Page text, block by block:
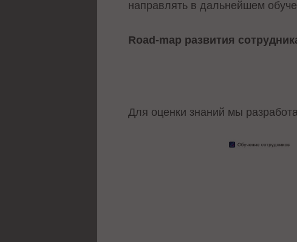
направлять в дальнейшем
Road-map развития
Для оценки знаний мы